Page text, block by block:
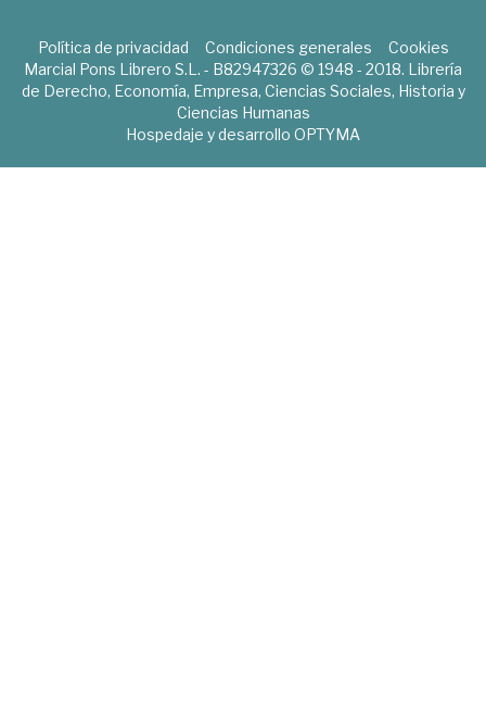
Política de privacidad Condiciones generales
Cookies
Marcial Pons Librero S.L. - B82947326 © 1948 - 2018. Librería
de Derecho, Economía, Empresa, Ciencias Sociales, Historia y
Ciencias Humanas
Hospedaje y desarrollo OPTYMA